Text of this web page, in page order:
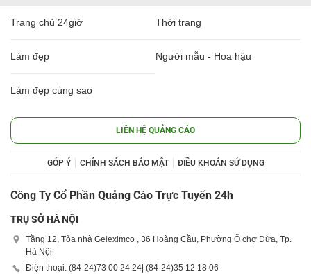
Trang chủ 24giờ Thời trang
Làm đẹp Người mẫu - Hoa hậu
Làm đẹp cùng sao
LIÊN HỆ QUẢNG CÁO
GÓP Ý CHÍNH SÁCH BẢO MẬT ĐIỀU KHOẢN SỬ DỤNG
Công Ty Cổ Phần Quảng Cáo Trực Tuyến 24h
TRỤ SỞ HÀ NỘI
Tầng 12, Tòa nhà Geleximco , 36 Hoàng Cầu, Phường Ô chợ Dừa, Tp.
Hà Nội
Điện thoại: (84-24)73 00 24 24 | (84-24)35 12 18 06